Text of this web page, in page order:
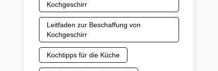
Kochgeschirr
Leitfaden zur Beschaffung von
Kochgeschirr
Kochtipps für die Küche